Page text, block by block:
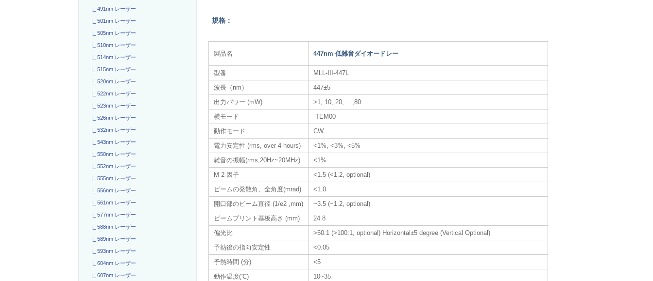
|_ 491nm レーザー
|_ 501nm レーザー
|_ 505nm レーザー
|_ 510nm レーザー
|_ 514nm レーザー
|_ 515nm レーザー
|_ 520nm レーザー
|_ 522nm レーザー
|_ 523nm レーザー
|_ 526nm レーザー
|_ 532nm レーザー
|_ 543nm レーザー
|_ 550nm レーザー
|_ 552nm レーザー
|_ 555nm レーザー
|_ 556nm レーザー
|_ 561nm レーザー
|_ 577nm レーザー
|_ 588nm レーザー
|_ 589nm レーザー
|_ 593nm レーザー
|_ 604nm レーザー
|_ 607nm レーザー
規格：
製品名 447nm 低雑音ダイオードレー
型番
MLL-III-447L
波長（nm）
447±5
出力パワー (mW)
>1, 10, 20, …,80
横モード
TEM00
動作モード
CW
電力安定性 (rms, over 4 hours)
<1%, <3%, <5%
雑音の振幅(rms,20Hz~20MHz)
<1%
M 2 因子
<1.5 (<1.2, optional)
ビームの発散角、全角度(mrad)
<1.0
開口部のビーム直径 (1/e2 ,mm)
~3.5 (~1.2, optional)
ビームプリント基板高さ (mm)
24.8
偏光比
>50:1 (>100:1, optional) Horizontal±5 degree (Vertical Optional)
予熱後の指向安定性
<0.05
予熱時間 (分)
<5
動作温度(℃)
10~35